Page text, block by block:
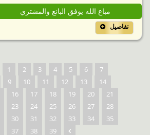
مباع الله يوفق البائع والمشتري
تفاصيل
1 2 3 4 5 6
7
9 10 11 12 13
14
16 17 18 19 20
21
23 24 25 26 27
28
30 31 32 33 34
35
37 38 39